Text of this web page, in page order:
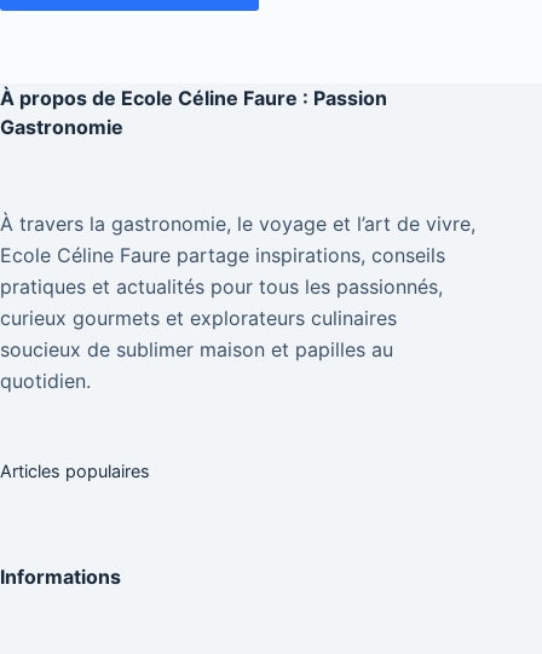
À propos de Ecole Céline Faure : Passion
Gastronomie
À travers la gastronomie, le voyage et l’art de vivre,
Ecole Céline Faure partage inspirations, conseils
pratiques et actualités pour tous les passionnés,
curieux gourmets et explorateurs culinaires
soucieux de sublimer maison et papilles au
quotidien.
Articles populaires
Informations